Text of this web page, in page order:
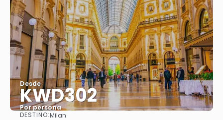
Desde
KWD302
Por persona
DESTINO:Milan